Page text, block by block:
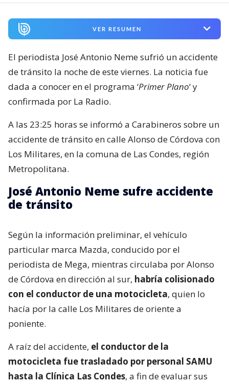
VER RESUMEN
El periodista José Antonio Neme sufrió un accidente
de tránsito la noche de este viernes. La noticia fue
dada a conocer en el programa ‘Primer Plano‘ y
confirmada por La Radio.
A las 23:25 horas se informó a Carabineros sobre un
accidente de tránsito en calle Alonso de Córdova con
Los Militares, en la comuna de Las Condes, región
Metropolitana.
José Antonio Neme sufre accidente
de tránsito
Según la información preliminar, el vehículo
particular marca Mazda, conducido por el
periodista de Mega, mientras circulaba por Alonso
de Córdova en dirección al sur, habría colisionado
con el conductor de una motocicleta, quien lo
hacía por la calle Los Militares de oriente a
poniente.
A raíz del accidente, el conductor de la
motocicleta fue trasladado por personal SAMU
hasta la Clínica Las Condes, a fin de evaluar sus